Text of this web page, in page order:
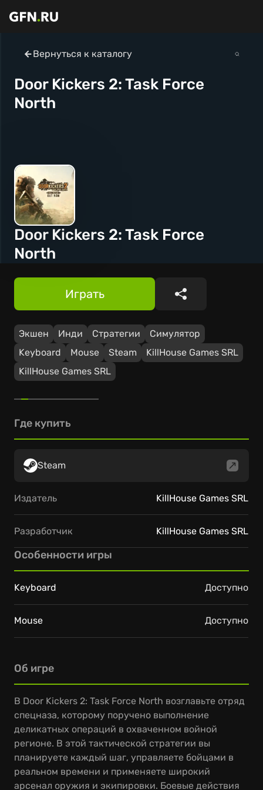
Вернуться к каталогу
Door Kickers 2: Task Force
North
Door Kickers 2: Task Force
North
Экшен Инди Стратегии
Симулятор
Keyboard
Mouse Steam
KillHouse Games SRL
KillHouse Games SRL
Играть Поделиться
Об игре
В Door Kickers 2: Task Force North возглавьте отряд
спецназа, которому поручено выполнение
деликатных операций в охваченном войной
регионе. В этой тактической стратегии вы
планируете каждый шаг, управляете бойцами в
реальном времени и применяете широкий
арсенал оружия и экипировки. Боевые действия
Где купить
Steam
Издатель KillHouse Games SRL
Разработчик KillHouse Games SRL
Особенности игры
Keyboard Доступно
Mouse Доступно